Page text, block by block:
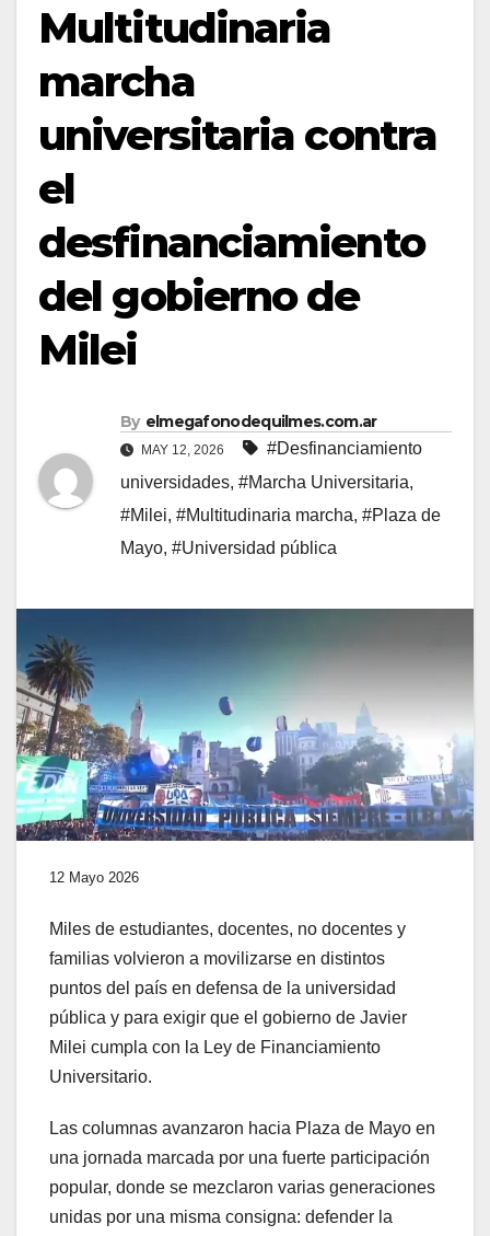
Multitudinaria
marcha
universitaria contra
el
desfinanciamiento
del gobierno de
Milei
By elmegafonodequilmes.com.ar
MAY 12, 2026
#Desfinanciamiento
universidades, #Marcha Universitaria,
#Milei, #Multitudinaria marcha, #Plaza de
Mayo, #Universidad pública
12 Mayo 2026
Miles de estudiantes, docentes, no docentes y
familias volvieron a movilizarse en distintos
puntos del país en defensa de la universidad
pública y para exigir que el gobierno de Javier
Milei cumpla con la Ley de Financiamiento
Universitario.
Las columnas avanzaron hacia Plaza de Mayo en
una jornada marcada por una fuerte participación
popular, donde se mezclaron varias generaciones
unidas por una misma consigna: defender la